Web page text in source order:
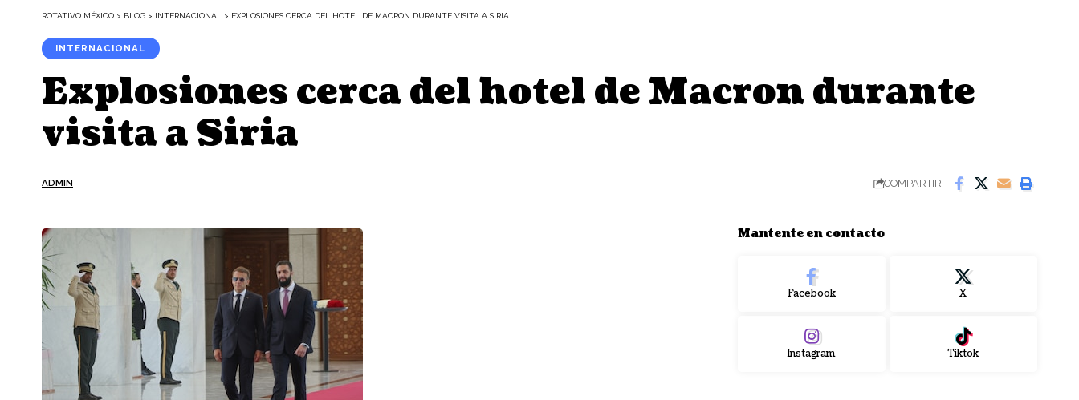
ROTATIVO MÉXICO > BLOG > INTERNACIONAL > EXPLOSIONES CERCA DEL HOTEL DE MACRON DURANTE VISITA A SIRIA
INTERNACIONAL
Explosiones cerca del hotel de Macron durante
visita a Siria
ADMIN COMPARTIR
Mantente en contacto
Facebook X
Instagram Tiktok